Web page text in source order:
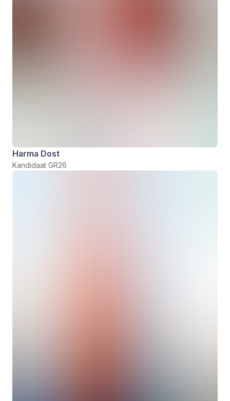
Harma Dost
Kandidaat GR26